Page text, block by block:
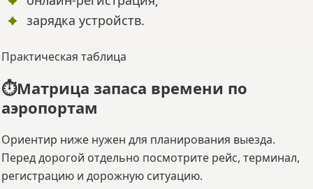
зарядка устройств.
Практическая таблица
⏱️Матрица запаса времени по
аэропортам
Ориентир ниже нужен для планирования выезда.
Перед дорогой отдельно посмотрите рейс, терминал,
регистрацию и дорожную ситуацию.